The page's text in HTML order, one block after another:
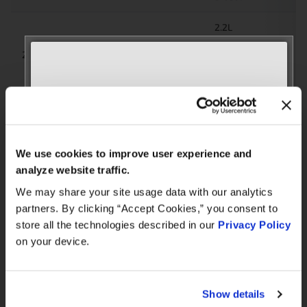
We use cookies to improve user experience and
analyze website traffic.
We may share your site usage data with our analytics
partners. By clicking “Accept Cookies,” you consent to
store all the technologies described in our Privacy Policy
on your device.
Show details
2026
2.2L
2143CC
BENZ
2.2L
651950
2026
MERCEDES-
BENZ
Vito 114
2.2L
2143CC
4-Cyl
2143CC
MEET WITH US AT
September 8–12, 2026
Book your meeting NOW
commercial conversation, a technical